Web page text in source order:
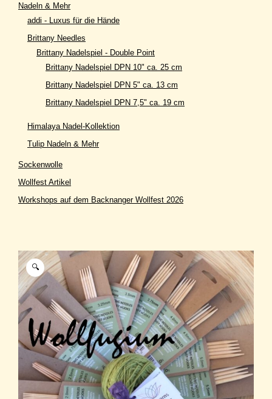
🔍
Nadeln & Mehr
addi - Luxus für die Hände
Brittany Needles
Brittany Nadelspiel - Double Point
Brittany Nadelspiel DPN 10" ca. 25 cm
Brittany Nadelspiel DPN 5" ca. 13 cm
Brittany Nadelspiel DPN 7,5" ca. 19 cm
Himalaya Nadel-Kollektion
Tulip Nadeln & Mehr
Sockenwolle
Wollfest Artikel
Workshops auf dem Backnanger Wollfest 2026